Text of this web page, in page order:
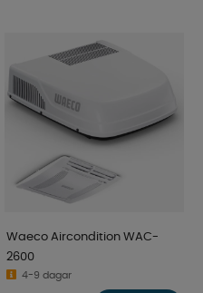
Waeco Aircondition WAC-
2600
4-9 dagar